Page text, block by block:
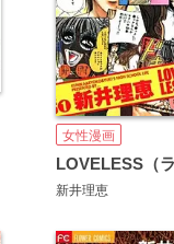
女性漫画
新井理恵